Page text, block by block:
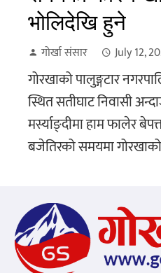
भोलिदेखि हुने
गोर्खा संसार July 12,
गोरखाको पालुङ्गटार
स्थित सतीघाट निवासी
मर्स्याङ्दीमा हाम फालेर
बजेतिरको समयमा